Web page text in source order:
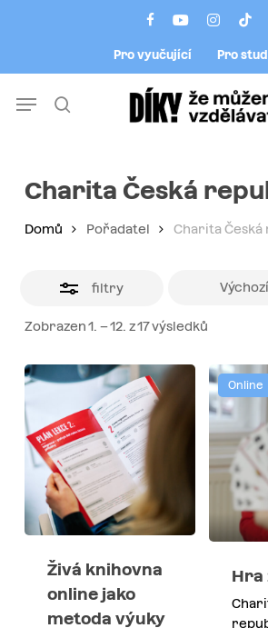
facebookyoutubeinstagram
tiktok
Pro vyučující Pro
Menu
Charita Česká
Domů Pořadatel Charita Česká
filtry
Zobrazen 1. – 12. z 17 výsledků
Živá knihovna
online jako
metoda výuky
Online
Hra